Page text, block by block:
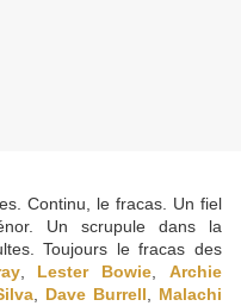
Continu, le fracas. Un fiel
Un scrupule dans la
Toujours le fracas des
, Lester Bowie ,Archie
Dave Burrell
Malachi